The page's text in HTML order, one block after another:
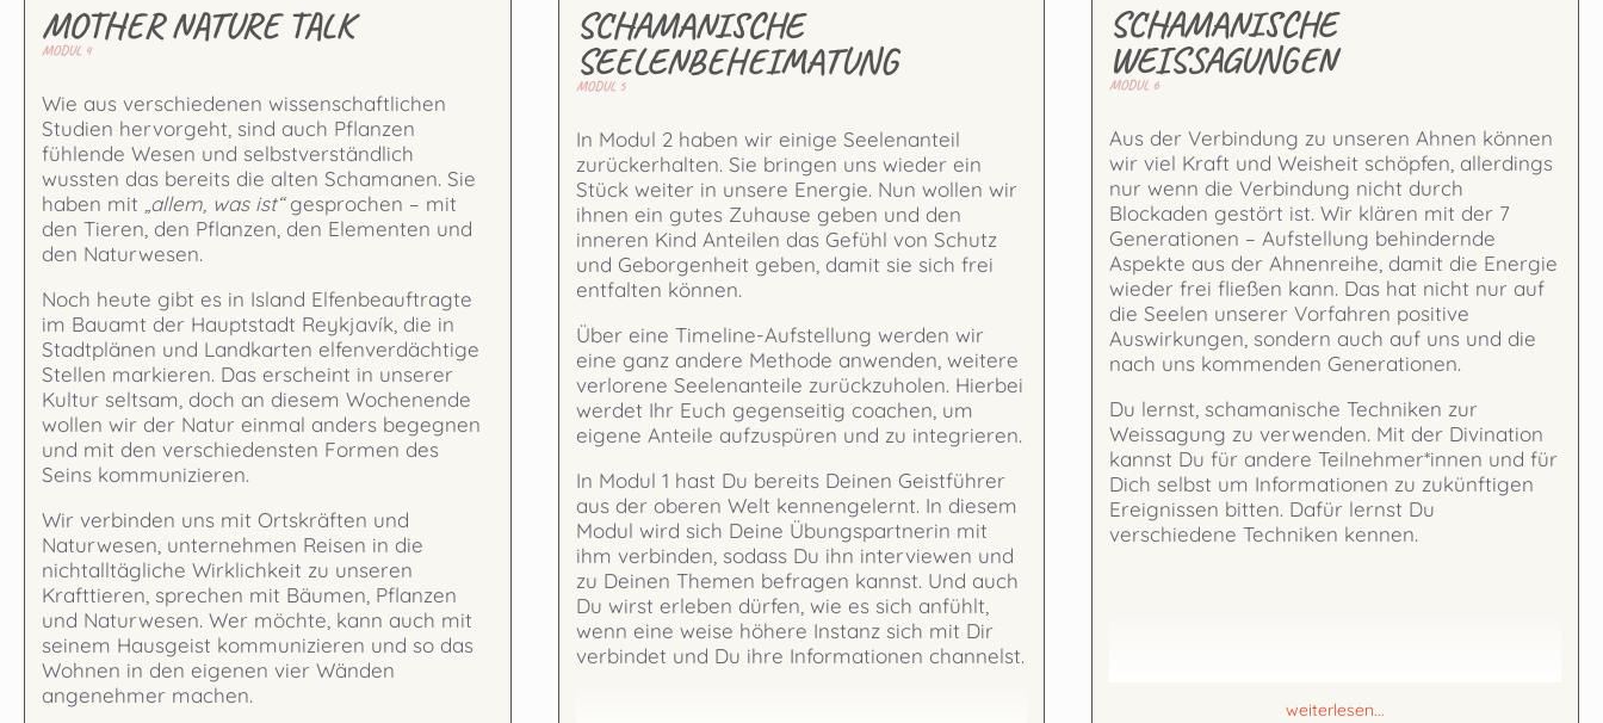
MOTHER NATURE TALK
MODUL 4
Wie aus verschiedenen wissenschaftlichen
Studien hervorgeht, sind auch Pflanzen
fühlende Wesen und selbstverständlich
wussten das bereits die alten Schamanen. Sie
haben mit „allem, was ist“gesprochen – mit
den Tieren, den Pflanzen, den Elementen und
den Naturwesen.
Noch heute gibt es in Island Elfenbeauftragte
im Bauamt der Hauptstadt Reykjavík, die in
Stadtplänen und Landkarten elfenverdächtige
Stellen markieren. Das erscheint in unserer
Kultur seltsam, doch an diesem Wochenende
wollen wir der Natur einmal anders begegnen
und mit den verschiedensten Formen des
Seins kommunizieren.
Wir verbinden uns mit Ortskräften und
Naturwesen, unternehmen Reisen in die
nichtalltägliche Wirklichkeit zu unseren
Krafttieren, sprechen mit Bäumen, Pflanzen
und Naturwesen. Wer möchte, kann auch mit
seinem Hausgeist kommunizieren und so das
Wohnen in den eigenen vier Wänden
angenehmer machen.
SCHAMANISCHE
SEELENBEHEIMATUNG
MODUL 5
In Modul 2 haben wir einige Seelenanteil
zurückerhalten. Sie bringen uns wieder ein
Stück weiter in unsere Energie. Nun wollen wir
ihnen ein gutes Zuhause geben und den
inneren Kind Anteilen das Gefühl von Schutz
und Geborgenheit geben, damit sie sich frei
entfalten können.
Über eine Timeline-Aufstellung werden wir
eine ganz andere Methode anwenden, weitere
verlorene Seelenanteile zurückzuholen. Hierbei
werdet Ihr Euch gegenseitig coachen, um
eigene Anteile aufzuspüren und zu integrieren.
In Modul 1 hast Du bereits Deinen Geistführer
aus der oberen Welt kennengelernt. In diesem
Modul wird sich Deine Übungspartnerin mit
ihm verbinden, sodass Du ihn interviewen und
zu Deinen Themen befragen kannst. Und auch
Du wirst erleben dürfen, wie es sich anfühlt,
wenn eine weise höhere Instanz sich mit Dir
verbindet und Du ihre Informationen channelst.
SCHAMANISCHE
WEISSAGUNGEN
MODUL 6
Aus der Verbindung zu unseren Ahnen können
wir viel Kraft und Weisheit schöpfen, allerdings
nur wenn die Verbindung nicht durch
Blockaden gestört ist. Wir klären mit der 7
Generationen – Aufstellung behindernde
Aspekte aus der Ahnenreihe, damit die Energie
wieder frei fließen kann. Das hat nicht nur auf
die Seelen unserer Vorfahren positive
Auswirkungen, sondern auch auf uns und die
nach uns kommenden Generationen.
Du lernst, schamanische Techniken zur
Weissagung zu verwenden. Mit der Divination
kannst Du für andere Teilnehmer*innen und für
Dich selbst um Informationen zu zukünftigen
Ereignissen bitten. Dafür lernst Du
verschiedene Techniken kennen.
weiterlesen...